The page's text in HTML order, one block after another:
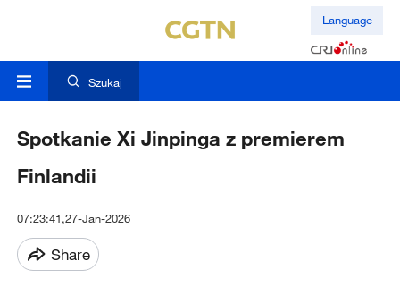
Language
Szukaj
Spotkanie Xi Jinpinga z premierem
Finlandii
07:23:41,27-Jan-2026
Share